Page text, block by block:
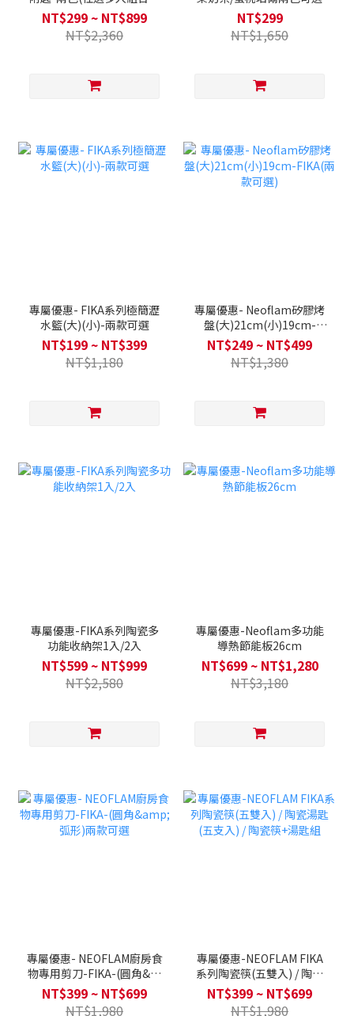
惠)
NT$299 ~ NT$899
NT$2,360
NT$299
NT$1,650
專屬優惠- FIKA系列極簡瀝
水籃(大)(小)-兩款可選
NT$199 ~ NT$399
NT$1,180
專屬優惠- Neoflam矽膠烤
盤(大)21cm(小)19cm-
FIKA(兩款可選)
NT$249 ~ NT$499
NT$1,380
專屬優惠-FIKA系列陶瓷多
功能收納架1入/2入
NT$599 ~ NT$999
NT$2,580
專屬優惠-Neoflam多功能
導熱節能板26cm
NT$699 ~ NT$1,280
NT$3,180
專屬優惠- NEOFLAM廚房食
物專用剪刀-FIKA-(圓角&弧
形)兩款可選
NT$399 ~ NT$699
NT$1,980
專屬優惠-NEOFLAM FIKA
系列陶瓷筷(五雙入) / 陶瓷
湯匙(五支入) / 陶瓷筷+湯匙
組
NT$399 ~ NT$699
NT$1,980